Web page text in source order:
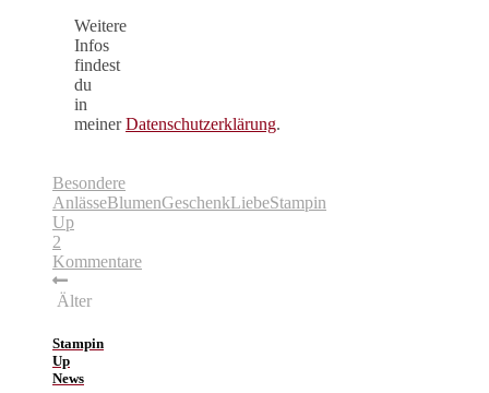
Weitere
Infos
findest
du
in
meinerDatenschutzerklärung.
Besondere
AnlässeBlumenGeschenkLiebeStampin
Up
2
Kommentare
Älter
Stampin
Up
News